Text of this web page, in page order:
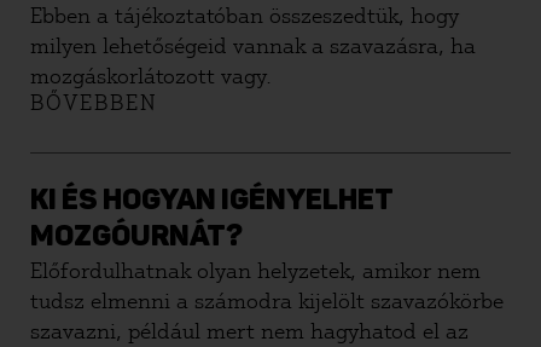
Ebben a tájékoztatóban összeszedtük, hogy
milyen lehetőségeid vannak a szavazásra, ha
mozgáskorlátozott vagy.
BŐVEBBEN
KI ÉS HOGYAN IGÉNYELHET
MOZGÓURNÁT?
Előfordulhatnak olyan helyzetek, amikor nem
tudsz elmenni a számodra kijelölt szavazókörbe
szavazni, például mert nem hagyhatod el az